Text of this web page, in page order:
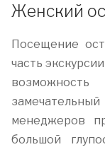
Женский
Посещение
часть
менеджеров
большой